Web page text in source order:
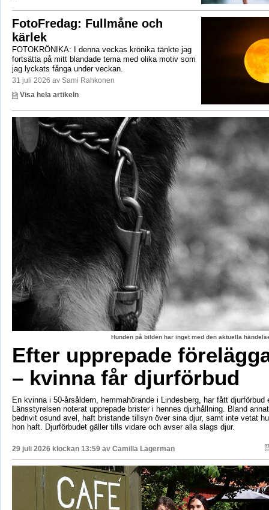
FotoFredag: Fullmåne och
kärlek
FOTOKRÖNIKA: I denna veckas krönika tänkte jag
fortsätta på mitt blandade tema med olika motiv som
jag lyckats fånga under veckan.
31 juli 2026 av Sami Rahkonen
Visa hela artikeln
Hunden på bilden har inget med den aktuella
Efter upprepade
– kvinna får djurförbud
En kvinna i 50-årsåldern, hemmahörande i Lindesberg, har fått djurförbud
Länsstyrelsen noterat upprepade brister i hennes djurhållning. Bland
bedrivit osund avel, haft bristande tillsyn över sina djur, samt inte vetat
hon haft. Djurförbudet gäller tills vidare och avser alla slags djur.
29 juli 2026 klockan 13:59 av Camilla Lagerman